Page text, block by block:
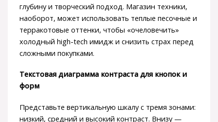
глубину и творческий подход. Магазин техники,
наоборот, может использовать теплые песочные и
терракотовые оттенки, чтобы «очеловечить»
холодный high-tech имидж и снизить страх перед
сложными покупками.
Текстовая диаграмма контраста для кнопок и
форм
Представьте вертикальную шкалу с тремя зонами:
низкий, средний и высокий контраст. Внизу —